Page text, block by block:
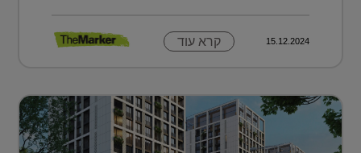
15.12.2024 קרא עוד